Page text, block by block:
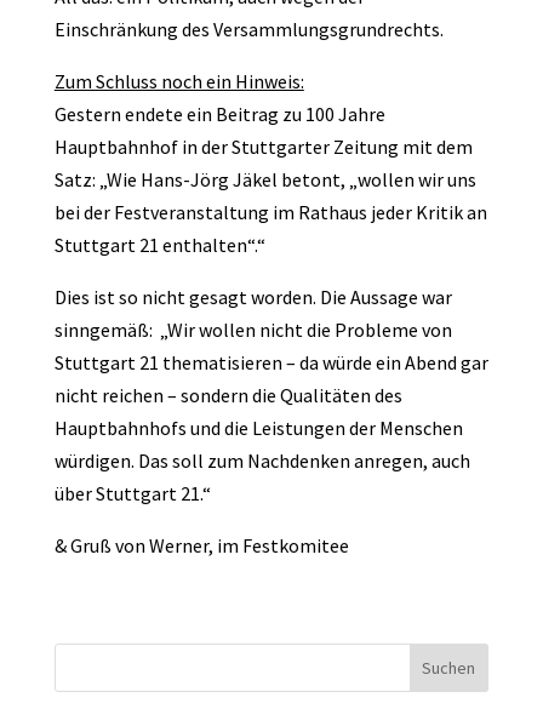
Einschränkung des Versammlungsgrundrechts.
Zum Schluss noch ein Hinweis:
Gestern endete ein Beitrag zu 100 Jahre
Hauptbahnhof in der Stuttgarter Zeitung mit dem
Satz: „Wie Hans-Jörg Jäkel betont, „wollen wir uns
bei der Festveranstaltung im Rathaus jeder Kritik an
Stuttgart 21 enthalten“.“
Dies ist so nicht gesagt worden. Die Aussage war
sinngemäß: „Wir wollen nicht die Probleme von
Stuttgart 21 thematisieren – da würde ein Abend gar
nicht reichen – sondern die Qualitäten des
Hauptbahnhofs und die Leistungen der Menschen
würdigen. Das soll zum Nachdenken anregen, auch
über Stuttgart 21.“
& Gruß von Werner, im Festkomitee
Suchen